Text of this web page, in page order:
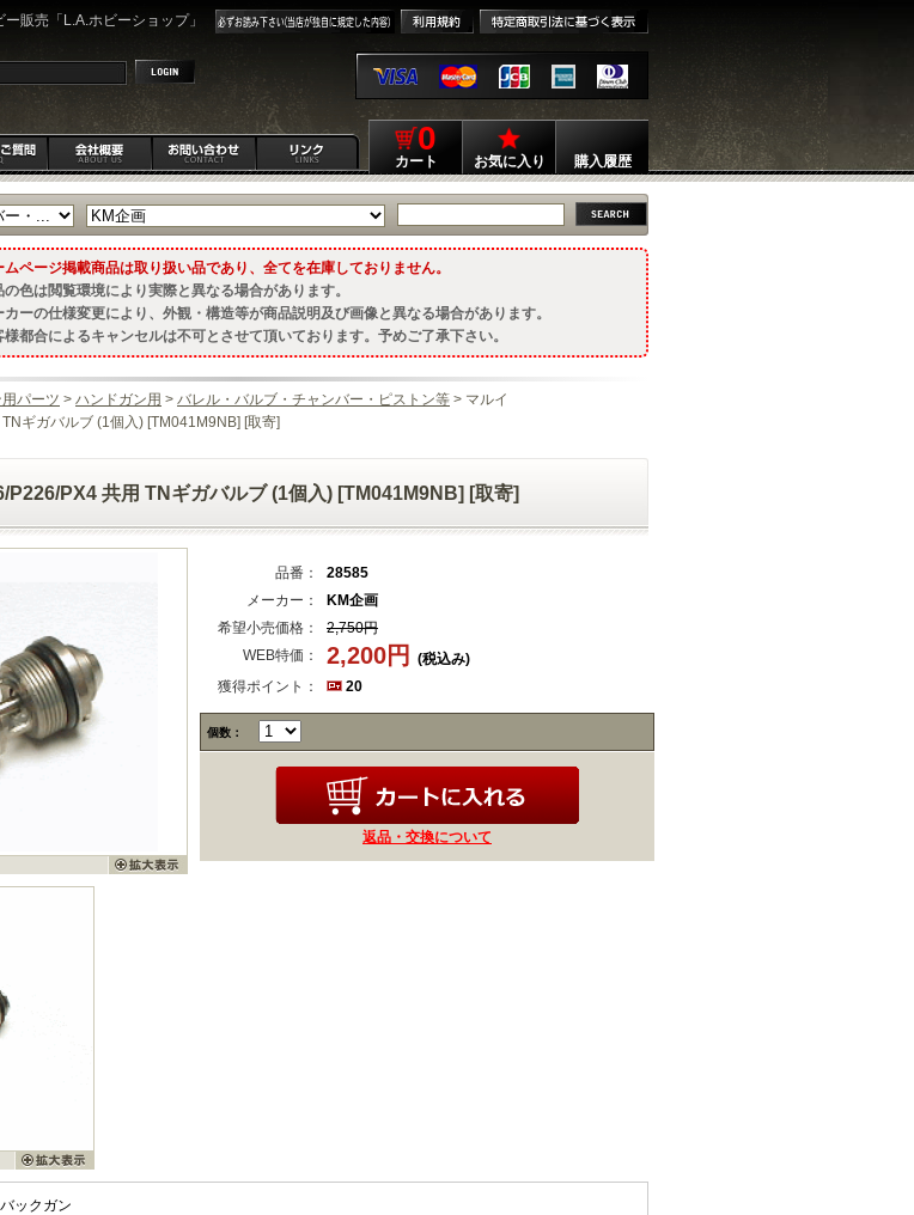
販売「L.A.ホビーショップ」
0
カート お気に入り 購入履歴
ムページ掲載商品は取り扱い品であり、全てを在庫しておりません。
の色は閲覧環境により実際と異なる場合があります。
カーの仕様変更により、外観・構造等が商品説明及び画像と異なる場合があります。
様都合によるキャンセルは不可とさせて頂いております。予めご了承下さい。
パーツ > ハンドガン用 > バレル・バルブ・チャンバー・ピストン等 > マルイ
ギガバルブ (1個入) [TM041M9NB] [取寄]
P226/PX4 共用 TNギガバルブ (1個入) [TM041M9NB] [取寄]
品番：
28585
メーカー：
KM企画
希望小売価格：
2,750円
WEB特価：
2,200円
(税込み)
獲得ポイント：
20
個数：
返品・交換について
ックガン